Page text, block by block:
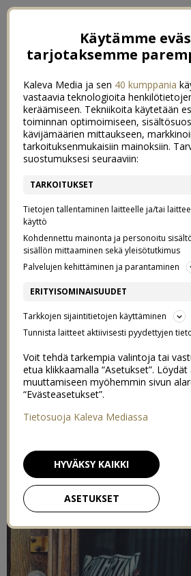
HELSINKI IN
Käytämme
tarjotaksemme
Kaleva Media ja sen 40 kumppania
vastaavia teknologioita
keräämiseen. Tekniikoita käytetään
toiminnan optimoimiseen,
kävijämäärien mittaukseen,
tarkoituksenmukaisiin mainoksiin.
suostumuksesi seuraaviin:
TARKOITUKSET
Tietojen tallentaminen laitteelle ja/tai
käyttö
Kohdennettu mainonta ja personoitu
sisällön mittaaminen sekä yleisötutkimus
Palvelujen kehittäminen ja parantaminen
ERITYISOMINAISUUDET
Tarkkojen sijaintitietojen käyttäminen
Tunnista laitteet aktiivisesti pyydettyjen
Voit tehdä tarkempia valintoja tai
etua klikkaamalla “Asetukset”.
muuttamiseen myöhemmin sivun
“Evästeasetukset”.
Tietosuoja Kaleva Mediassa
ASETUKSET
HYVÄKSY KAIKKI